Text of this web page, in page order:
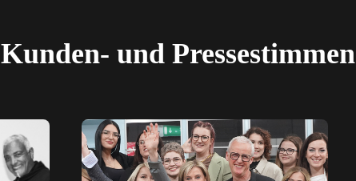
Kunden- und Pressestimmen